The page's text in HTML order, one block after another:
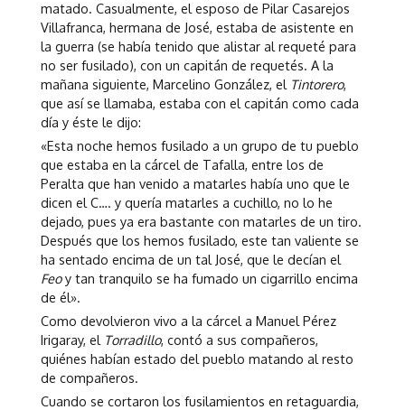
matado. Casualmente, el esposo de Pilar Casarejos
Villafranca, hermana de José, estaba de asistente en
la guerra (se había tenido que alistar al requeté para
no ser fusilado), con un capitán de requetés. A la
mañana siguiente, Marcelino González, el Tintorero,
que así se llamaba, estaba con el capitán como cada
día y éste le dijo:
«Esta noche hemos fusilado a un grupo de tu pueblo
que estaba en la cárcel de Tafalla, entre los de
Peralta que han venido a matarles había uno que le
dicen el C…. y quería matarles a cuchillo, no lo he
dejado, pues ya era bastante con matarles de un tiro.
Después que los hemos fusilado, este tan valiente se
ha sentado encima de un tal José, que le decían el
Feoy tan tranquilo se ha fumado un cigarrillo encima
de él».
Como devolvieron vivo a la cárcel a Manuel Pérez
Irigaray, el Torradillo, contó a sus compañeros,
quiénes habían estado del pueblo matando al resto
de compañeros.
Cuando se cortaron los fusilamientos en retaguardia,